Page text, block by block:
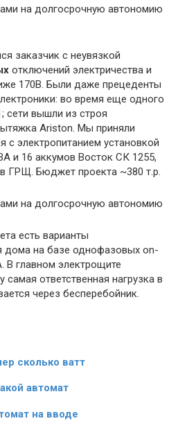
на долгосрочную автономию
заказчик с неувязкой
отключений электричества и
170В. Были даже прецеденты
во время еще одного
сети вышли из строя
Ariston. Мы приняли
с электропитанием установкой
и 16 аккумов Восток СК 1255,
ГРЩ. Бюджет проекта ~380 т.р.
на долгосрочную автономию
есть варианты
дома на базе однофазовых on-
В главном электрощите
ответственная нагрузка в
через бесперебойник.
сколько ватт
автомат
на вводе